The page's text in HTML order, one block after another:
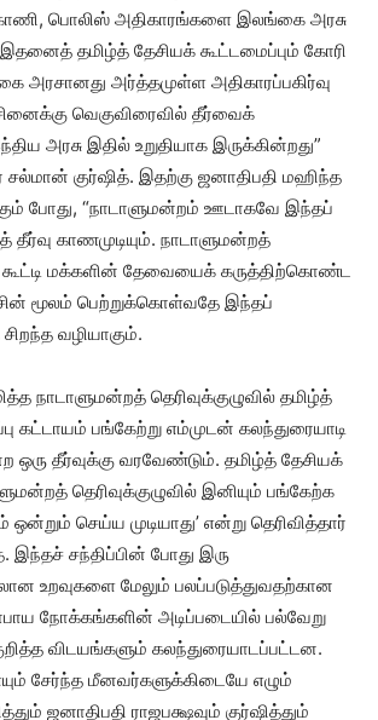
பொலிஸ் அதிகாரங்களை இலங்கை அரசு
தமிழ்த் தேசியக் கூட்டமைப்பும் கோரி
அரசானது அர்த்தமுள்ள அதிகாரப்பகிர்வு
வெகுவிரைவில் தீர்வைக்
அரசு இதில் உறுதியாக இருக்கின்றது”
சல்மான் குர்ஷித். இதற்கு ஜனாதிபதி மஹிந்த
போது, “நாடாளுமன்றம் ஊடாகவே இந்தப்
தீர்வு காணமுடியும். நாடாளுமன்றத்
கூட்டி மக்களின் தேவையைக் கருத்திற்கொண்ட
மூலம் பெற்றுக்கொள்வதே இந்தப்
வழியாகும்.
நாடாளுமன்றத் தெரிவுக்குழுவில் தமிழ்த்
கட்டாயம் பங்கேற்று எம்முடன் கலந்துரையாடி
ஒரு தீர்வுக்கு வரவேண்டும். தமிழ்த் தேசியக்
தெரிவுக்குழுவில் இனியும் பங்கேற்க
ஒன்றும் செய்ய முடியாது’ என்று தெரிவித்தார்
இந்தச் சந்திப்பின் போது இரு
உறவுகளை மேலும் பலப்படுத்துவதற்கான
நோக்கங்களின் அடிப்படையில் பல்வேறு
விடயங்களும் கலந்துரையாடப்பட்டன.
சேர்ந்த மீனவர்களுக்கிடையே எழும்
ஜனாதிபதி ராஜபக்ஷவும் குர்ஷித்தும்